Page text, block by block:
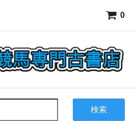
0
検索